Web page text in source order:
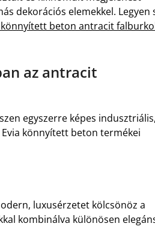
dekorációs elemekkel. Legyen
könnyített beton antracit
az antracit
egyszerre képes indusztriális,
könnyített beton termékei
luxusérzetet kölcsönöz a
kombinálva különösen